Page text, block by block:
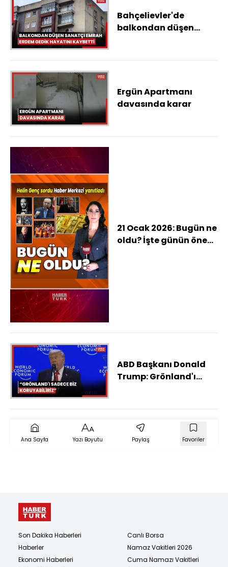
Bahçelievler'de
balkondan düşen
kaybetti
Ergün Apartmanı
davasında karar
21 Ocak 2026: Bugün ne
oldu? İşte günün öne
ABD Başkanı Donald
Trump: Grönland'ı
Ana Sayfa Yazı Boyutu Paylaş Favoriler
Son Dakika Haberleri
Haberler
Ekonomi Haberleri
Canlı Borsa
Namaz Vakitleri 2026
Cuma Namazı Vakitleri